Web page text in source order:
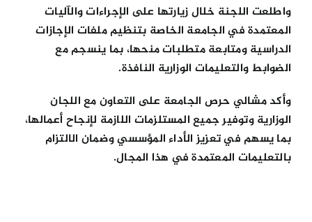
واطلعت اللجنة خلال زيارتها على الإجراءات والآليات
المعتمدة في الجامعة الخاصة بتنظيم ملفات الإجازات
الدراسية ومتابعة متطلبات منحها، بما ينسجم مع
الضوابط والتعليمات الوزارية النافذة.
وأكد مشالي حرص الجامعة على التعاون مع اللجان
الوزارية وتوفير جميع المستلزمات اللازمة لإنجاح أعمالها،
بما يسهم في تعزيز الأداء المؤسسي وضمان الالتزام
بالتعليمات المعتمدة في هذا المجال.